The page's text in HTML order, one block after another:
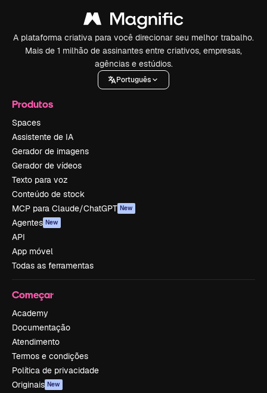
A plataforma criativa para você direcionar seu melhor trabalho.
Mais de 1 milhão de assinantes entre criativos, empresas,
agências e estúdios.
Português
Produtos
Spaces
Assistente de IA
Gerador de imagens
Gerador de vídeos
Texto para voz
Conteúdo de stock
MCP para Claude/ChatGPT New
Agentes New
API
App móvel
Todas as ferramentas
Começar
Academy
Documentação
Atendimento
Termos e condições
Política de privacidade
Originais New